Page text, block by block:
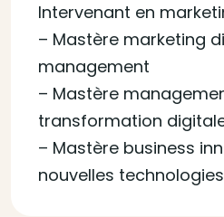
Intervenant en
– Mastère marketing
management
– Mastère
transformation
– Mastère business
nouvelles technologies